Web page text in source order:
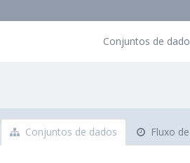
Conjuntos de
Conjuntos de dados Fluxo